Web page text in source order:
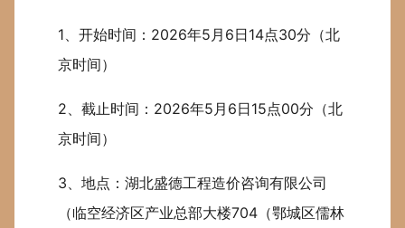
1、开始时间：2026年5月6日14点30分（北
京时间）
2、截止时间：2026年5月6日15点00分（北
京时间）
3、地点：湖北盛德工程造价咨询有限公司
（临空经济区产业总部大楼704（鄂城区儒林